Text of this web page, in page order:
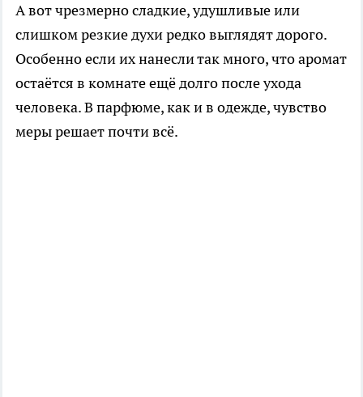
А вот чрезмерно сладкие, удушливые или
слишком резкие духи редко выглядят дорого.
Особенно если их нанесли так много, что аромат
остаётся в комнате ещё долго после ухода
человека. В парфюме, как и в одежде, чувство
меры решает почти всё.